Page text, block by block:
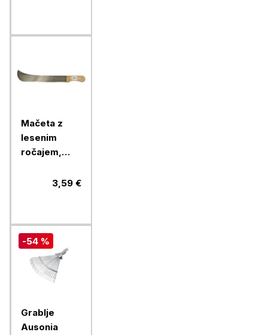
Mačeta z
lesenim
ročajem,
3,59 €
-54 %
Grablje
Ausonia